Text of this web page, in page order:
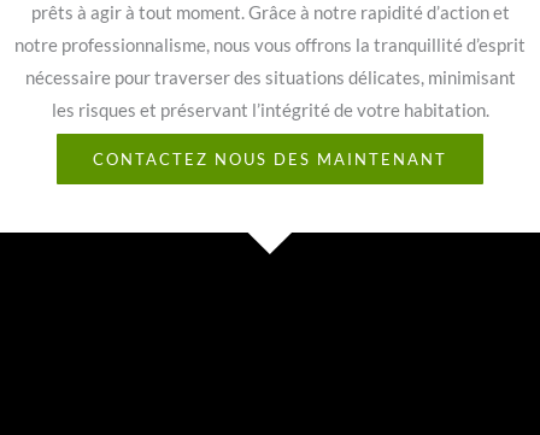
prêts à agir à tout moment. Grâce à notre rapidité d’action et
notre professionnalisme, nous vous offrons la tranquillité d’esprit
nécessaire pour traverser des situations délicates, minimisant
les risques et préservant l’intégrité de votre habitation.
CONTACTEZ NOUS DES MAINTENANT